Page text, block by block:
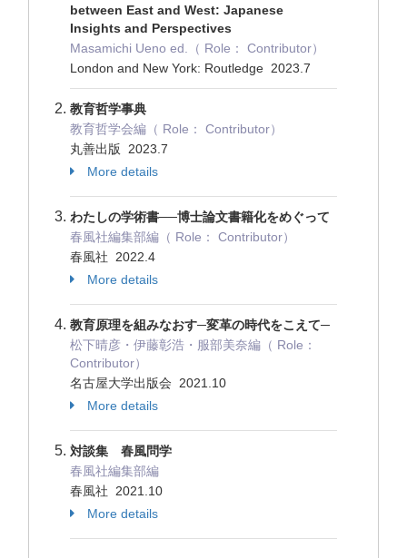
between East and West: Japanese
Insights and Perspectives
Masamichi Ueno ed.（ Role： Contributor）
London and New York: Routledge 2023.7
教育哲学事典
教育哲学会編（ Role： Contributor）
丸善出版 2023.7
More details
わたしの学術書──博士論文書籍化をめぐって
春風社編集部編（ Role： Contributor）
春風社 2022.4
More details
教育原理を組みなおす─変革の時代をこえて─
松下晴彦・伊藤彰浩・服部美奈編（ Role：
Contributor）
名古屋大学出版会 2021.10
More details
対談集 春風問学
春風社編集部編
春風社 2021.10
More details